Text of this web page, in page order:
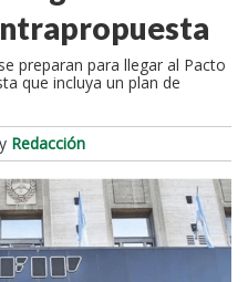
preparan para llegar al Pacto
que incluya un plan de
Redacción